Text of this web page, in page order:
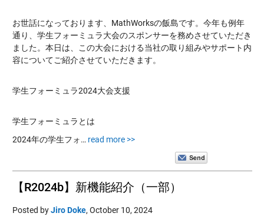
お世話になっております、MathWorksの飯島です。今年も例年
通り、学生フォーミュラ大会のスポンサーを務めさせていただき
ました。本日は、この大会における当社の取り組みやサポート内
容についてご紹介させていただきます。
学生フォーミュラ2024大会支援
学生フォーミュラとは
2024年の学生フォ… read more >>
【R2024b】新機能紹介（一部）
Posted byJiro Doke, October 10, 2024